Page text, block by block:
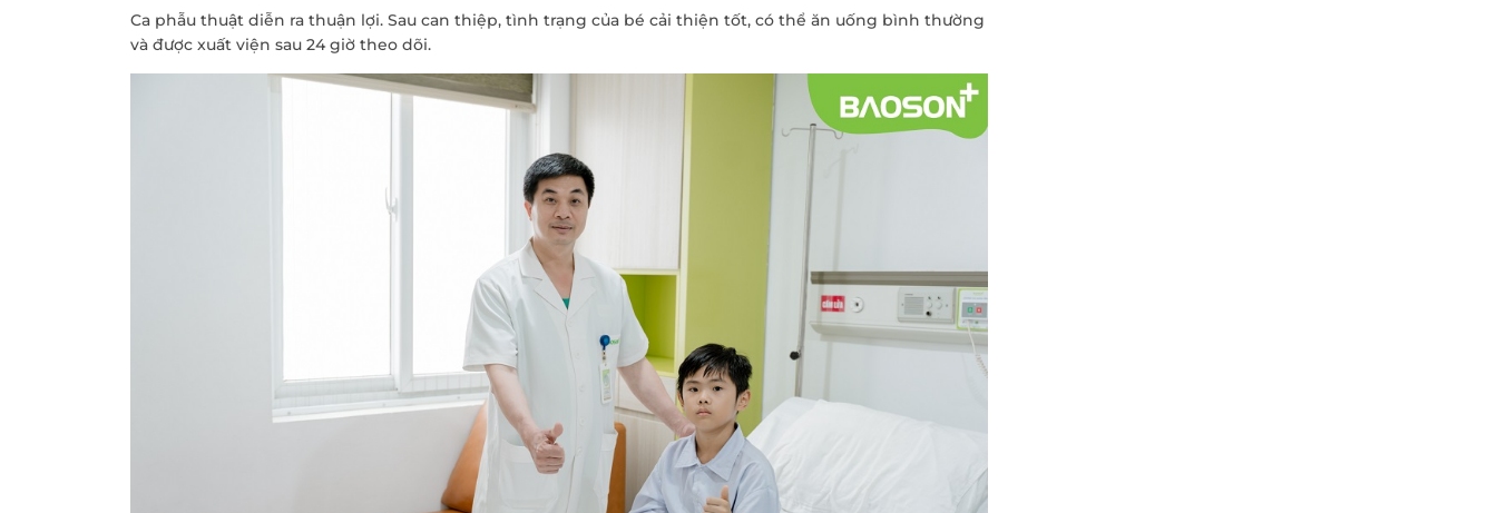
Ca phẫu thuật diễn ra thuận lợi. Sau can thiệp, tình trạng của bé cải thiện tốt, có thể ăn uống bình thường
và được xuất viện sau 24 giờ theo dõi.